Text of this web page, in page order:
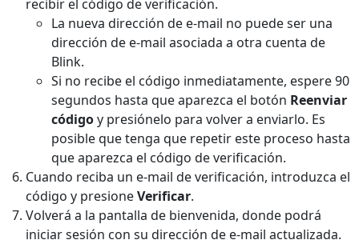
recibir el código de verificación.
La nueva dirección de e-mail no puede ser una
dirección de e-mail asociada a otra cuenta de
Blink.
Si no recibe el código inmediatamente, espere 90
segundos hasta que aparezca el botón Reenviar
códigoy presiónelo para volver a enviarlo. Es
posible que tenga que repetir este proceso hasta
que aparezca el código de verificación.
Cuando reciba un e-mail de verificación, introduzca el
código y presioneVerificar.
Volverá a la pantalla de bienvenida, donde podrá
iniciar sesión con su dirección de e-mail actualizada.